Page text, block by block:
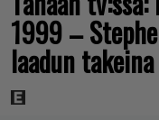
1999 –
laadun takeina